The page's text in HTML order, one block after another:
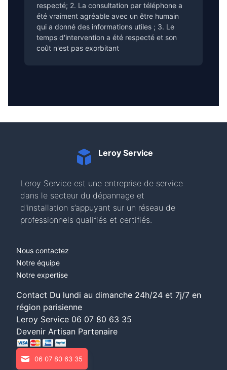
respecté; 2. La consultation par téléphone a
été vraiment agréable avec un être humain
qui a donné des informations utiles ; 3. Le
temps d'intervention a été respecté et son
coût n'est pas exorbitant
Leroy Service
Leroy Service est une entreprise de service
dans le secteur du dépannage et
d'installation s’appuyant sur un réseau de
professionnels qualifiés et certifiés.
Nous contactez
Notre équipe
Notre expertise
Contact Du lundi au dimanche 24h/24 et 7j/7 en
région parisienne
Leroy Service 06 07 80 63 35
Devenir Artisan Partenaire
06 07 80 63 35